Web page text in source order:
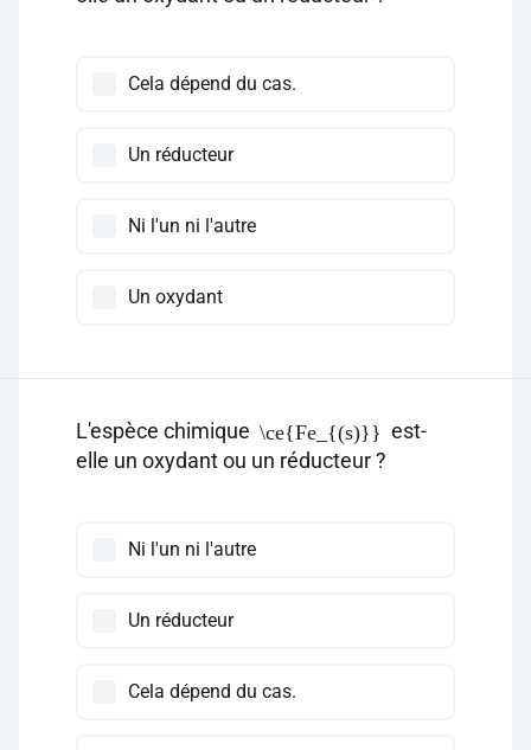
Cela dépend du cas.
Un réducteur
Ni l'un ni l'autre
Un oxydant
L'espèce chimique \ce{Fe_{(s)}} est-
elle un oxydant ou un réducteur ?
Ni l'un ni l'autre
Un réducteur
Cela dépend du cas.